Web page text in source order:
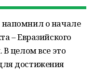
о начале
– Евразийского
целом все это
достижения